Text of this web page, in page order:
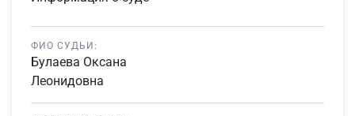
ФИО СУДЬИ:
Булаева Оксана
Леонидовна